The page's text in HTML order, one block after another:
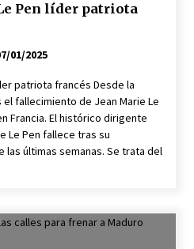
Pen líder patriota
01/2025
patriota francés Desde la
el fallecimiento de Jean Marie Le
Francia. El histórico dirigente
Le Pen fallece tras su
últimas semanas. Se trata del